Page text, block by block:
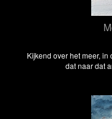
Kijkend over het meer,
dat naar dat